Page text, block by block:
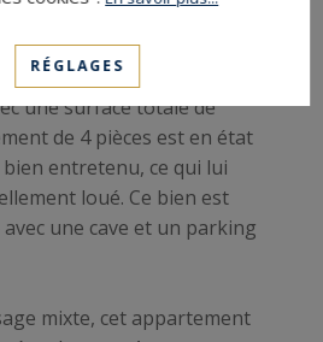
de service. Un couloir
supplémentaire offre
de bain, une salle de douche
une surface totale de
de 4 pièces est en état
entretenu, ce qui lui
loué. Ce bien est
avec une cave et un parking
mixte, cet appartement
RÉGLAGES